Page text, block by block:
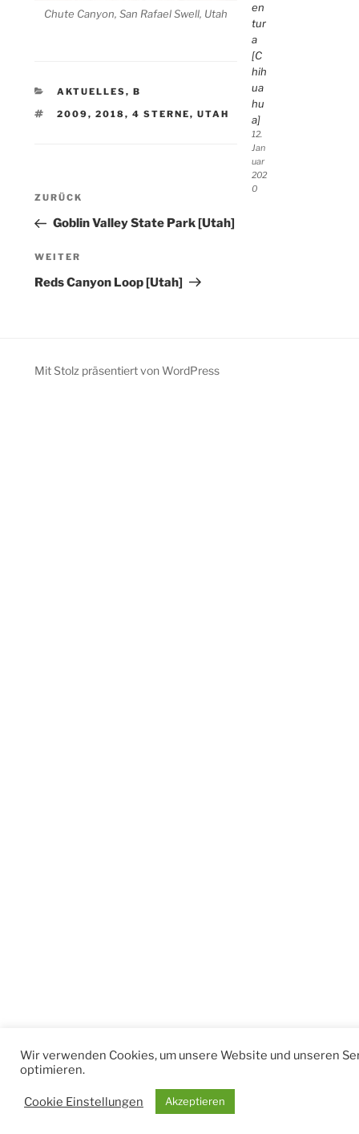
Chute Canyon, San Rafael Swell, Utah
KATEGORIEN
AKTUELLES, B
SCHLAGWÖRTER
2009, 2018, 4 STERNE, UTAH
Beitragsnavigation
Vorheriger
Beitrag
ZURÜCK
Goblin Valley State Park [Utah]
Nächster
Beitrag
WEITER
Reds Canyon Loop [Utah]
en
tur
a
[C
hih
ua
hu
a]
12.
Jan
uar
202
0
Mit Stolz präsentiert von WordPress
Wir verwenden Cookies, um unsere Website und unseren
optimieren.
Cookie Einstellungen Akzeptieren